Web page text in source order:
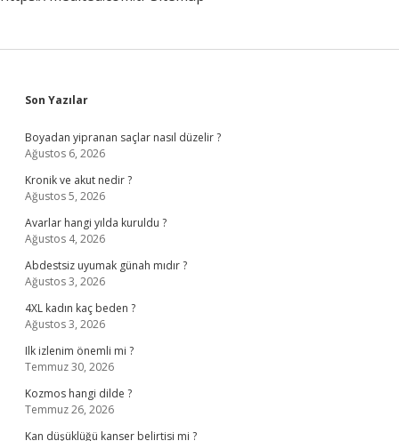
Sidebar
Son Yazılar
Boyadan yipranan saçlar nasıl düzelir ?
Ağustos 6, 2026
Kronik ve akut nedir ?
Ağustos 5, 2026
Avarlar hangi yılda kuruldu ?
Ağustos 4, 2026
Abdestsiz uyumak günah mıdır ?
Ağustos 3, 2026
4XL kadın kaç beden ?
Ağustos 3, 2026
Ilk izlenim önemli mi ?
Temmuz 30, 2026
Kozmos hangi dilde ?
Temmuz 26, 2026
Kan düşüklüğü kanser belirtisi mi ?